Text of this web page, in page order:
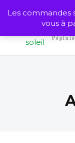
Les commandes
vous à